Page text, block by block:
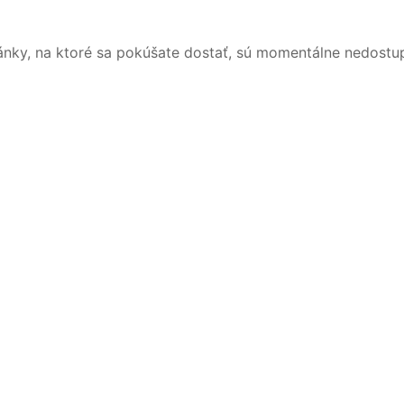
na ktoré sa pokúšate dostať, sú momentálne